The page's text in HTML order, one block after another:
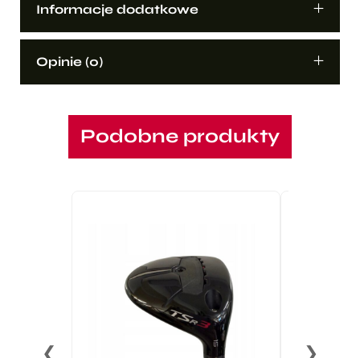
Informacje dodatkowe
Opinie (0)
Podobne produkty
❮ ❯